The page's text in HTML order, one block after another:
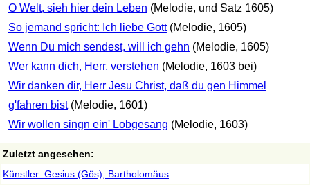
O Welt, sieh hier dein Leben (Melodie, und Satz 1605)
So jemand spricht: Ich liebe Gott (Melodie, 1605)
Wenn Du mich sendest, will ich gehn (Melodie, 1605)
Wer kann dich, Herr, verstehen (Melodie, 1603 bei)
Wir danken dir, Herr Jesu Christ, daß du gen Himmel
g'fahren bist (Melodie, 1601)
Wir wollen singn ein' Lobgesang (Melodie, 1603)
Zuletzt angesehen:
Künstler: Gesius (Gös), Bartholomäus